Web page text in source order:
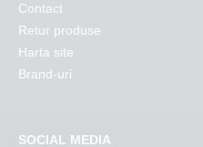
Contact
Retur produse
Harta site
Brand-uri
SOCIAL MEDIA